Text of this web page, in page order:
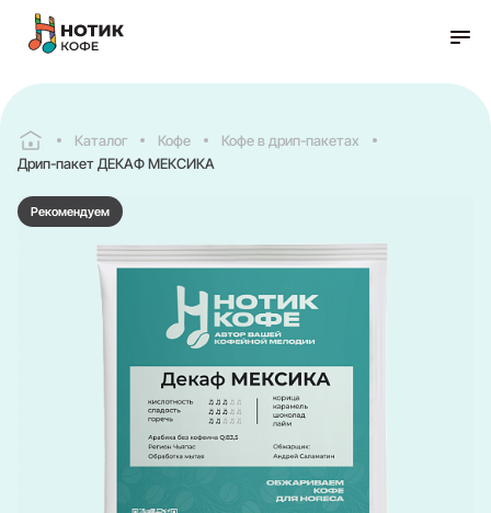
Каталог Кофе
Кофе в дрип-пакетах
Дрип-пакет ДЕКАФ МЕКСИКА
Рекомендуем